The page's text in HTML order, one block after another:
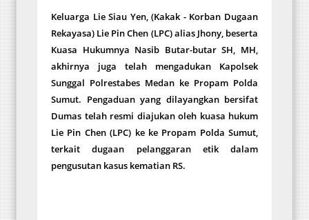
Keluarga Lie Siau Yen, (Kakak - Korban Dugaan
Rekayasa) Lie Pin Chen (LPC) alias Jhony, beserta
Kuasa Hukumnya Nasib Butar-butar SH, MH,
akhirnya juga telah mengadukan Kapolsek
Sunggal Polrestabes Medan ke Propam Polda
Sumut. Pengaduan yang dilayangkan bersifat
Dumas telah resmi diajukan oleh kuasa hukum
Lie Pin Chen (LPC) ke ke Propam Polda Sumut,
terkait dugaan pelanggaran etik dalam
pengusutan kasus kematian RS.